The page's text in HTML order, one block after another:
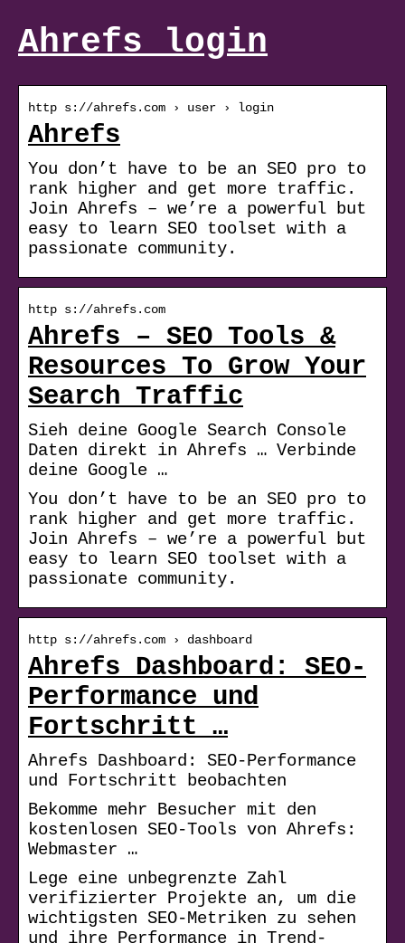
Ahrefs login
http s://ahrefs.com › user › login
Ahrefs
You don’t have to be an SEO pro to
rank higher and get more traffic.
Join Ahrefs – we’re a powerful but
easy to learn SEO toolset with a
passionate community.
http s://ahrefs.com
Ahrefs – SEO Tools &
Resources To Grow Your
Search Traffic
Sieh deine Google Search Console
Daten direkt in Ahrefs … Verbinde
deine Google …
You don’t have to be an SEO pro to
rank higher and get more traffic.
Join Ahrefs – we’re a powerful but
easy to learn SEO toolset with a
passionate community.
http s://ahrefs.com › dashboard
Ahrefs Dashboard: SEO-
Performance und
Fortschritt …
Ahrefs Dashboard: SEO-Performance
und Fortschritt beobachten
Bekomme mehr Besucher mit den
kostenlosen SEO-Tools von Ahrefs:
Webmaster …
Lege eine unbegrenzte Zahl
verifizierter Projekte an, um die
wichtigsten SEO-Metriken zu sehen
und ihre Performance in Trend-